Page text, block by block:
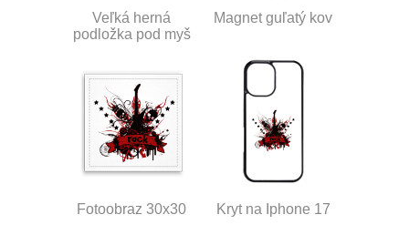
Veľká herná
podložka pod myš
Magnet guľatý kov
Fotoobraz 30x30 Kryt na Iphone 17